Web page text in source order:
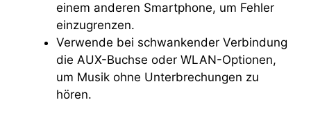
einem anderen Smartphone, um Fehler
einzugrenzen.
Verwende bei schwankender Verbindung
die AUX-Buchse oder WLAN-Optionen,
um Musik ohne Unterbrechungen zu
hören.